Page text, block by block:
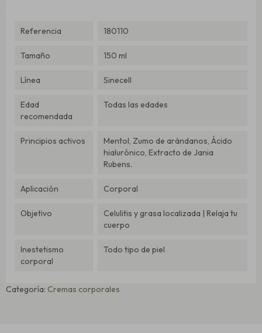
Referencia 180110
Tamaño 150 ml
Línea Sinecell
Edad
recomendada
Todas las edades
Principios activos
Mentol, Zumo de arándanos, Ácido
hialurónico, Extracto de Jania
Rubens.
Aplicación Corporal
Objetivo
Celulitis y grasa localizada | Relaja tu
cuerpo
Inestetismo
corporal
Todo tipo de piel
Categoría: Cremas corporales